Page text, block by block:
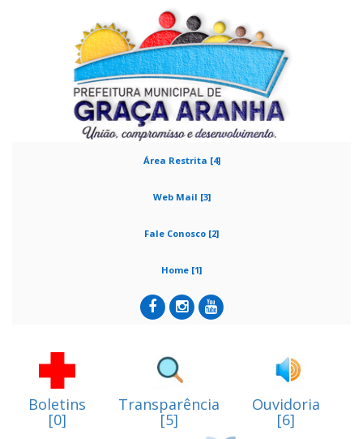
Área Restrita [4]
Web Mail [3]
Fale Conosco [2]
Home [1]
Boletins
[0]
Transparência
[5]
Ouvidoria
[6]